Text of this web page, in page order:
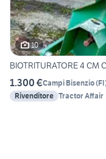
10
BIOTRITURATORE 4 CM
1.300 €Campi Bisenzio(FI
Rivenditore Tractor Affair